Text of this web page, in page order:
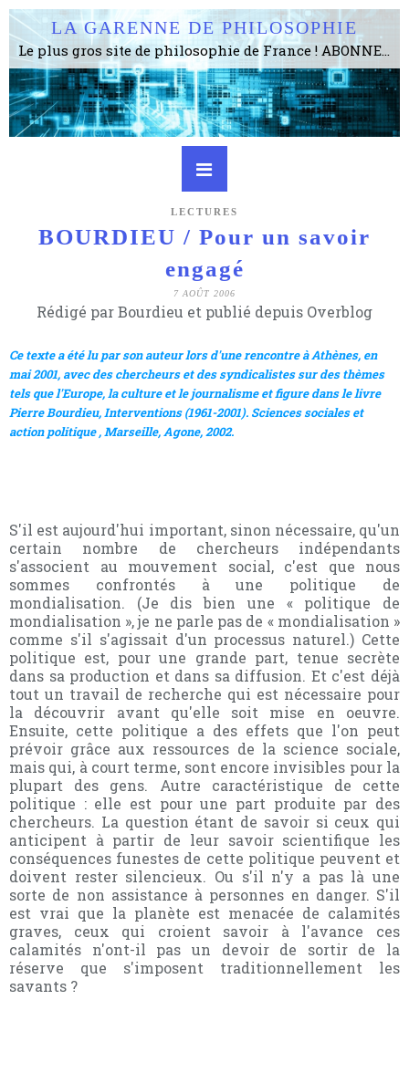
LA GARENNE DE PHILOSOPHIE
Le plus gros site de philosophie de France ! ABONNEZ-VOUS ! 4115 Articles, 1634 abonné·e·s, depuis 2006 . . . . . . . . 2 852 214 pages vues jusqu'à présent. Prestance et être apte à un plus grand nombre de choses.
LECTURES
BOURDIEU / Pour un savoir
engagé
7 AOÛT 2006
Rédigé par Bourdieu et publié depuis Overblog
Ce texte a été lu par son auteur lors d'une rencontre à Athènes, en
mai 2001, avec des chercheurs et des syndicalistes sur des thèmes
tels que l'Europe, la culture et le journalisme et figure dans le livre
Pierre Bourdieu, Interventions (1961-2001). Sciences sociales et
action politique , Marseille, Agone, 2002.
S'il est aujourd'hui important, sinon nécessaire, qu'un
certain nombre de chercheurs indépendants
s'associent au mouvement social, c'est que nous
sommes confrontés à une politique de
mondialisation. (Je dis bien une « politique de
mondialisation », je ne parle pas de « mondialisation »
comme s'il s'agissait d'un processus naturel.) Cette
politique est, pour une grande part, tenue secrète
dans sa production et dans sa diffusion. Et c'est déjà
tout un travail de recherche qui est nécessaire pour
la découvrir avant qu'elle soit mise en oeuvre.
Ensuite, cette politique a des effets que l'on peut
prévoir grâce aux ressources de la science sociale,
mais qui, à court terme, sont encore invisibles pour la
plupart des gens. Autre caractéristique de cette
politique : elle est pour une part produite par des
chercheurs. La question étant de savoir si ceux qui
anticipent à partir de leur savoir scientifique les
conséquences funestes de cette politique peuvent et
doivent rester silencieux. Ou s'il n'y a pas là une
sorte de non assistance à personnes en danger. S'il
est vrai que la planète est menacée de calamités
graves, ceux qui croient savoir à l'avance ces
calamités n'ont-il pas un devoir de sortir de la
réserve que s'imposent traditionnellement les
savants ?